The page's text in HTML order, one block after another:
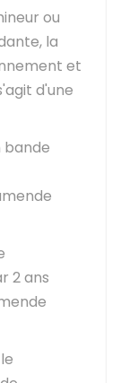
ou
la
et
d'une
bande
2 ans